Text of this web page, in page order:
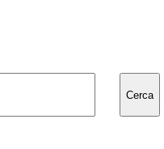
Cerca